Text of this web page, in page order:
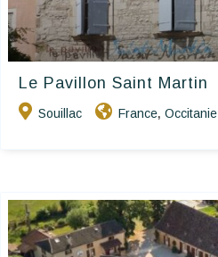
Le Pavillon Saint Martin
Souillac France, Occitanie